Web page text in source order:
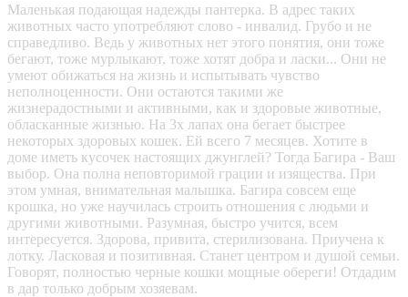
Маленькая подающая надежды пантерка. В адрес таких
животных часто употребляют слово - инвалид. Грубо и не
справедливо. Ведь у животных нет этого понятия, они тоже
бегают, тоже мурлыкают, тоже хотят добра и ласки... Они не
умеют обижаться на жизнь и испытывать чувство
неполноценности. Они остаются такими же
жизнерадостными и активными, как и здоровые животные,
обласканные жизнью. На 3х лапах она бегает быстрее
некоторых здоровых кошек. Ей всего 7 месяцев. Хотите в
доме иметь кусочек настоящих джунглей? Тогда Багира - Ваш
выбор. Она полна неповторимой грации и изящества. При
этом умная, внимательная малышка. Багира совсем еще
крошка, но уже научилась строить отношения с людьми и
другими животными. Разумная, быстро учится, всем
интересуется. Здорова, привита, стерилизована. Приучена к
лотку. Ласковая и позитивная. Станет центром и душой семьи.
Говорят, полностью черные кошки мощные обереги! Отдадим
в дар только добрым хозяевам.